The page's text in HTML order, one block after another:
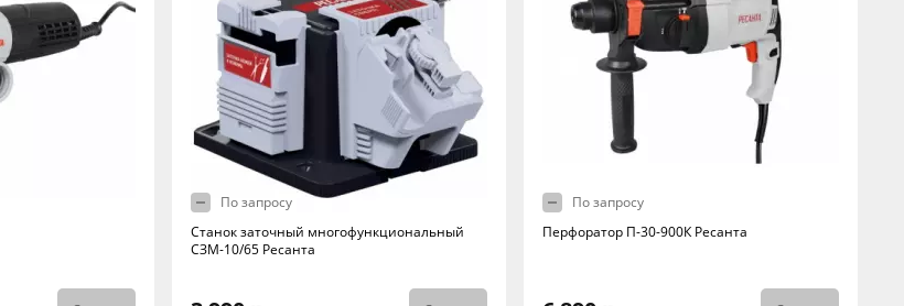
По запросу
Станок заточный многофункциональный
СЗМ-10/65 Ресанта
По запросу
Перфоратор П-30-900К Ресанта